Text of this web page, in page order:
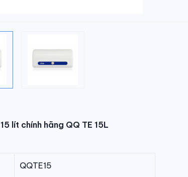
15 lít chính hãng QQ TE 15L
QQTE15